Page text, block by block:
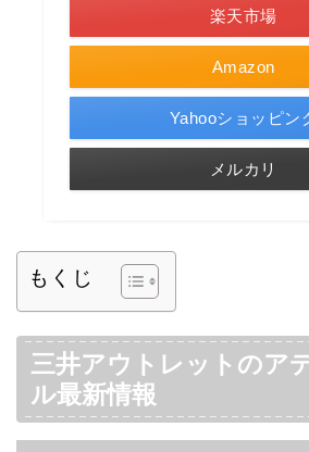
Amazon
楽天市場
Yahooショッピン
メルカリ
もくじ
三井アウトレットのア
ル最新情報